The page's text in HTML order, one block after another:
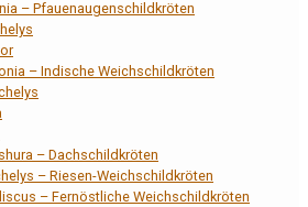
– Pfauenaugenschildkröten
– Indische Weichschildkröten
– Dachschildkröten
– Riesen-Weichschildkröten
– Fernöstliche Weichschildkröten